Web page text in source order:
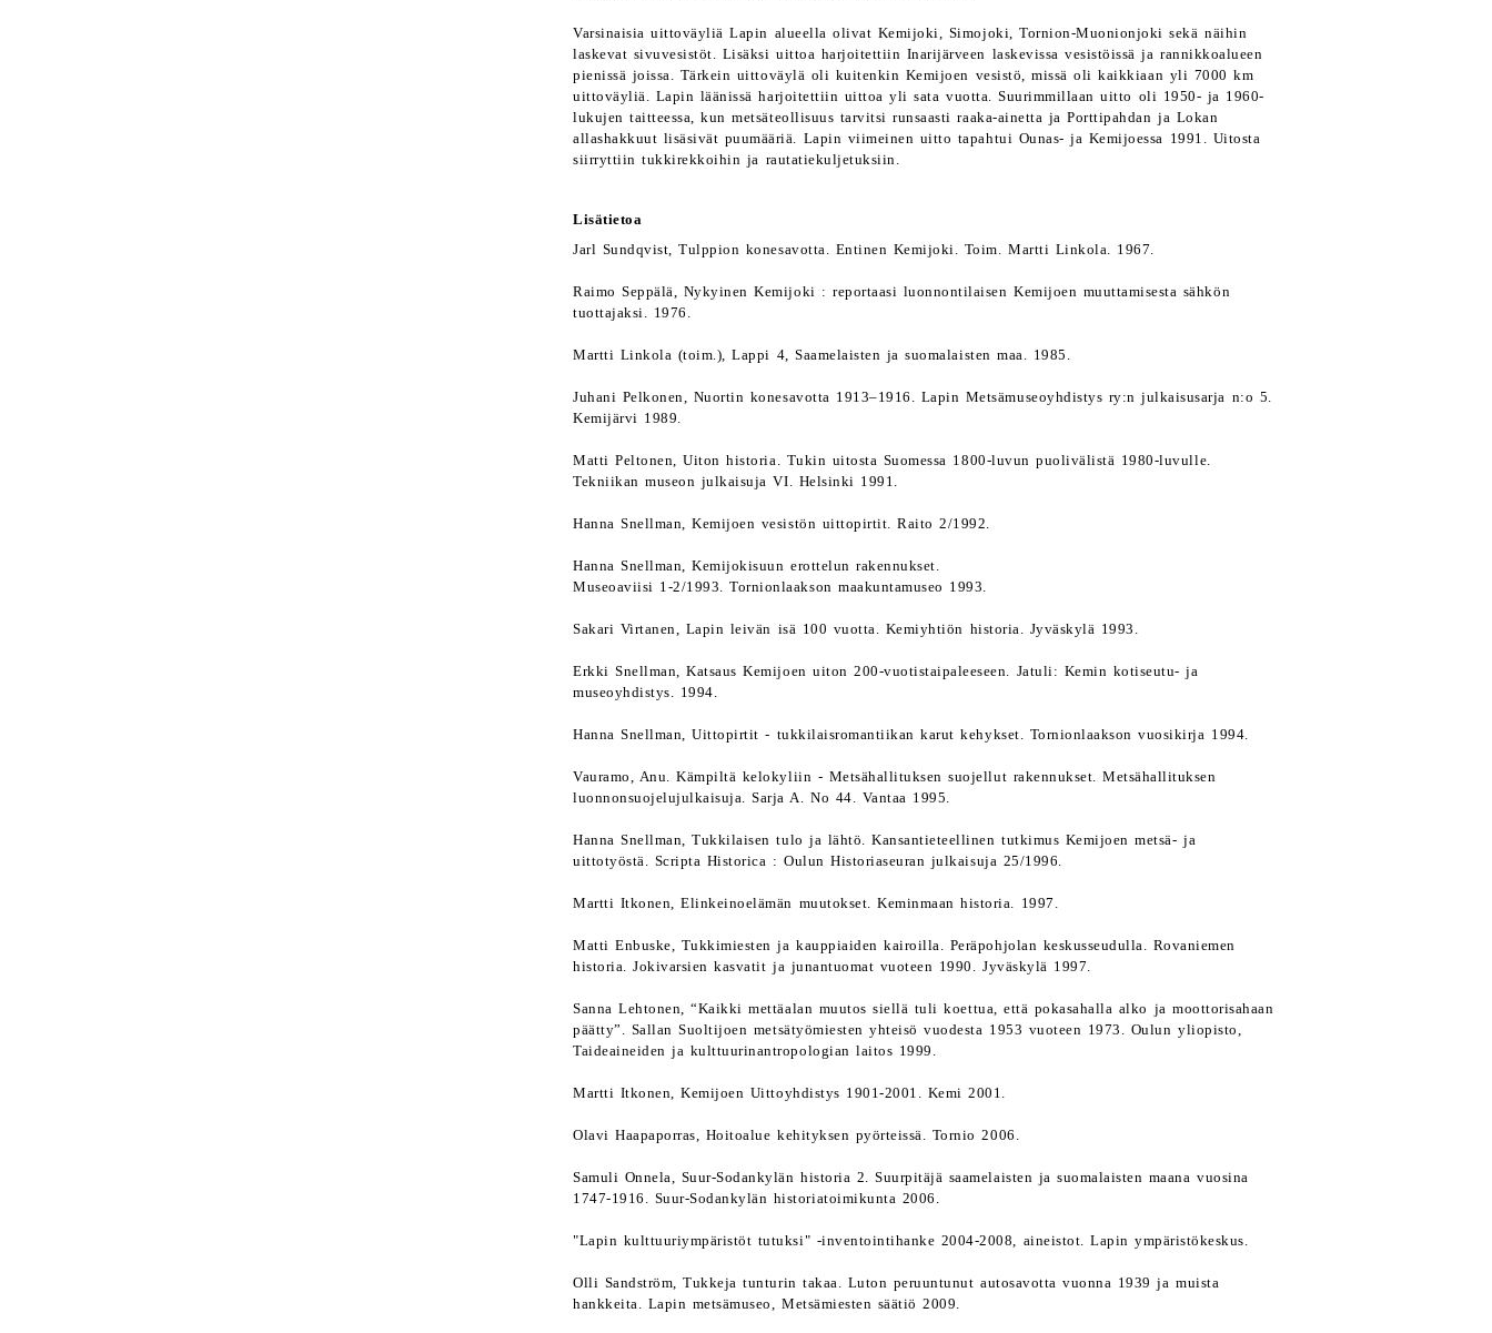
Varsinaisia uittoväyliä Lapin alueella olivat Kemijoki, Simojoki, Tornion-Muonionjoki sekä näihin
laskevat sivuvesistöt. Lisäksi uittoa harjoitettiin Inarijärveen laskevissa vesistöissä ja rannikkoalueen
pienissä joissa. Tärkein uittoväylä oli kuitenkin Kemijoen vesistö, missä oli kaikkiaan yli 7000 km
uittoväyliä. Lapin läänissä harjoitettiin uittoa yli sata vuotta. Suurimmillaan uitto oli 1950- ja 1960-
lukujen taitteessa, kun metsäteollisuus tarvitsi runsaasti raaka-ainetta ja Porttipahdan ja Lokan
allashakkuut lisäsivät puumääriä. Lapin viimeinen uitto tapahtui Ounas- ja Kemijoessa 1991. Uitosta
siirryttiin tukkirekkoihin ja rautatiekuljetuksiin.
Lisätietoa
Jarl Sundqvist, Tulppion konesavotta. Entinen Kemijoki. Toim. Martti Linkola. 1967.
Raimo Seppälä, Nykyinen Kemijoki : reportaasi luonnontilaisen Kemijoen muuttamisesta sähkön
tuottajaksi. 1976.
Martti Linkola (toim.), Lappi 4, Saamelaisten ja suomalaisten maa. 1985.
Juhani Pelkonen, Nuortin konesavotta 1913–1916. Lapin Metsämuseoyhdistys ry:n julkaisusarja n:o 5.
Kemijärvi 1989.
Matti Peltonen, Uiton historia. Tukin uitosta Suomessa 1800-luvun puolivälistä 1980-luvulle.
Tekniikan museon julkaisuja VI. Helsinki 1991.
Hanna Snellman, Kemijoen vesistön uittopirtit. Raito 2/1992.
Hanna Snellman, Kemijokisuun erottelun rakennukset.
Museoaviisi 1-2/1993. Tornionlaakson maakuntamuseo 1993.
Sakari Virtanen, Lapin leivän isä 100 vuotta. Kemiyhtiön historia. Jyväskylä 1993.
Erkki Snellman, Katsaus Kemijoen uiton 200-vuotistaipaleeseen. Jatuli: Kemin kotiseutu- ja
museoyhdistys. 1994.
Hanna Snellman, Uittopirtit - tukkilaisromantiikan karut kehykset. Tornionlaakson vuosikirja 1994.
Vauramo, Anu. Kämpiltä kelokyliin - Metsähallituksen suojellut rakennukset. Metsähallituksen
luonnonsuojelujulkaisuja. Sarja A. No 44. Vantaa 1995.
Hanna Snellman, Tukkilaisen tulo ja lähtö. Kansantieteellinen tutkimus Kemijoen metsä- ja
uittotyöstä. Scripta Historica : Oulun Historiaseuran julkaisuja 25/1996.
Martti Itkonen, Elinkeinoelämän muutokset. Keminmaan historia. 1997.
Matti Enbuske, Tukkimiesten ja kauppiaiden kairoilla. Peräpohjolan keskusseudulla. Rovaniemen
historia. Jokivarsien kasvatit ja junantuomat vuoteen 1990. Jyväskylä 1997.
Sanna Lehtonen, “Kaikki mettäalan muutos siellä tuli koettua, että pokasahalla alko ja moottorisahaan
päätty”. Sallan Suoltijoen metsätyömiesten yhteisö vuodesta 1953 vuoteen 1973. Oulun yliopisto,
Taideaineiden ja kulttuurinantropologian laitos 1999.
Martti Itkonen, Kemijoen Uittoyhdistys 1901-2001. Kemi 2001.
Olavi Haapaporras, Hoitoalue kehityksen pyörteissä. Tornio 2006.
Samuli Onnela, Suur-Sodankylän historia 2. Suurpitäjä saamelaisten ja suomalaisten maana vuosina
1747-1916. Suur-Sodankylän historiatoimikunta 2006.
"Lapin kulttuuriympäristöt tutuksi" -inventointihanke 2004-2008, aineistot. Lapin ympäristökeskus.
Olli Sandström, Tukkeja tunturin takaa. Luton peruuntunut autosavotta vuonna 1939 ja muista
hankkeita. Lapin metsämuseo, Metsämiesten säätiö 2009.